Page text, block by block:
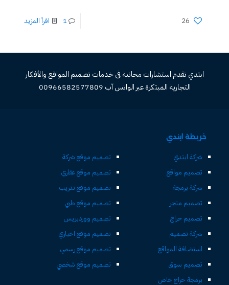
26
1 اقرأ المزيد
ابتدي تقدم استشارات مجانية فى خدمات تصميم المواقع والأفكار
التجارية المبتكرة عبر الواتس آب 00966582577809
خريطة ابتدي
شركة ابتدي
تصميم مواقع
شركة برمجة
تصميم متجر
تصميم حراج
شركة تصميم
استضافة المواقع
تصميم سوق
برمجة حراج خاص
تصميم موقع شركة
تصميم موقع عقاري
تصميم موقع تدريب
تصميم موقع طبي
تصميم ووردبريس
تصميم موقع اخباري
تصميم موقع رسمي
تصميم موقع شخصي